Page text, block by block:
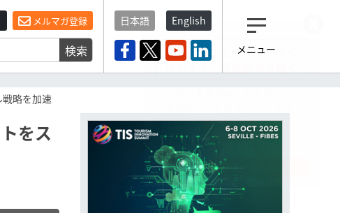
メルマガ登録
検索
日本語 English
メニュー
略を加速
をス
観光産業ニュース「トラベ
登録済みですよね？
もし未だ登録していないなら…
いますぐ登録する